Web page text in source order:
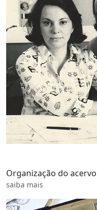
Organização do acervo
saiba mais